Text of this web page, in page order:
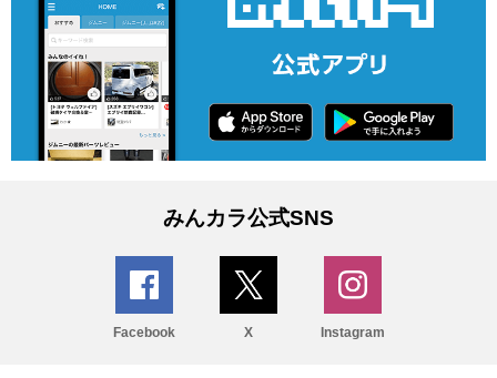
みんカラ公式SNS
Facebook X Instagram